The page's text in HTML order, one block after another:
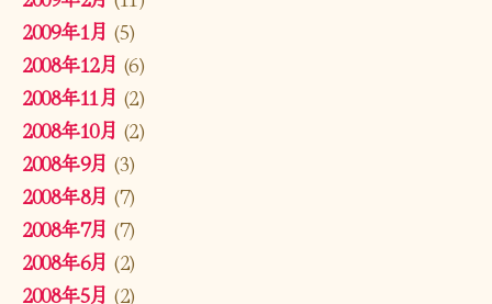
2009年1月 (5)
2008年12月 (6)
2008年11月 (2)
2008年10月 (2)
2008年9月 (3)
2008年8月 (7)
2008年7月 (7)
2008年6月 (2)
2008年5月 (2)